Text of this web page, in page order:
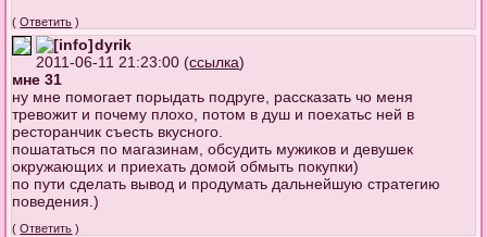
(Ответить )
dyrik
2011-06-11 21:23:00 (ссылка)
мне 31
ну мне помогает порыдать подруге, рассказать чо меня
тревожит и почему плохо, потом в душ и поехатьс ней в
ресторанчик съесть вкусного.
пошататься по магазинам, обсудить мужиков и девушек
окружающих и приехать домой обмыть покупки)
по пути сделать вывод и продумать дальнейшую стратегию
поведения.)
(Ответить )